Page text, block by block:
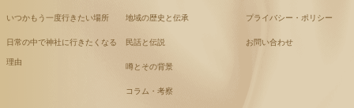
いつかもう一度行きたい場所
日常の中で神社に行きたくなる
理由
地域の歴史と伝承
民話と伝説
噂とその背景
コラム・考察
プライバシー・ポリシー
お問い合わせ